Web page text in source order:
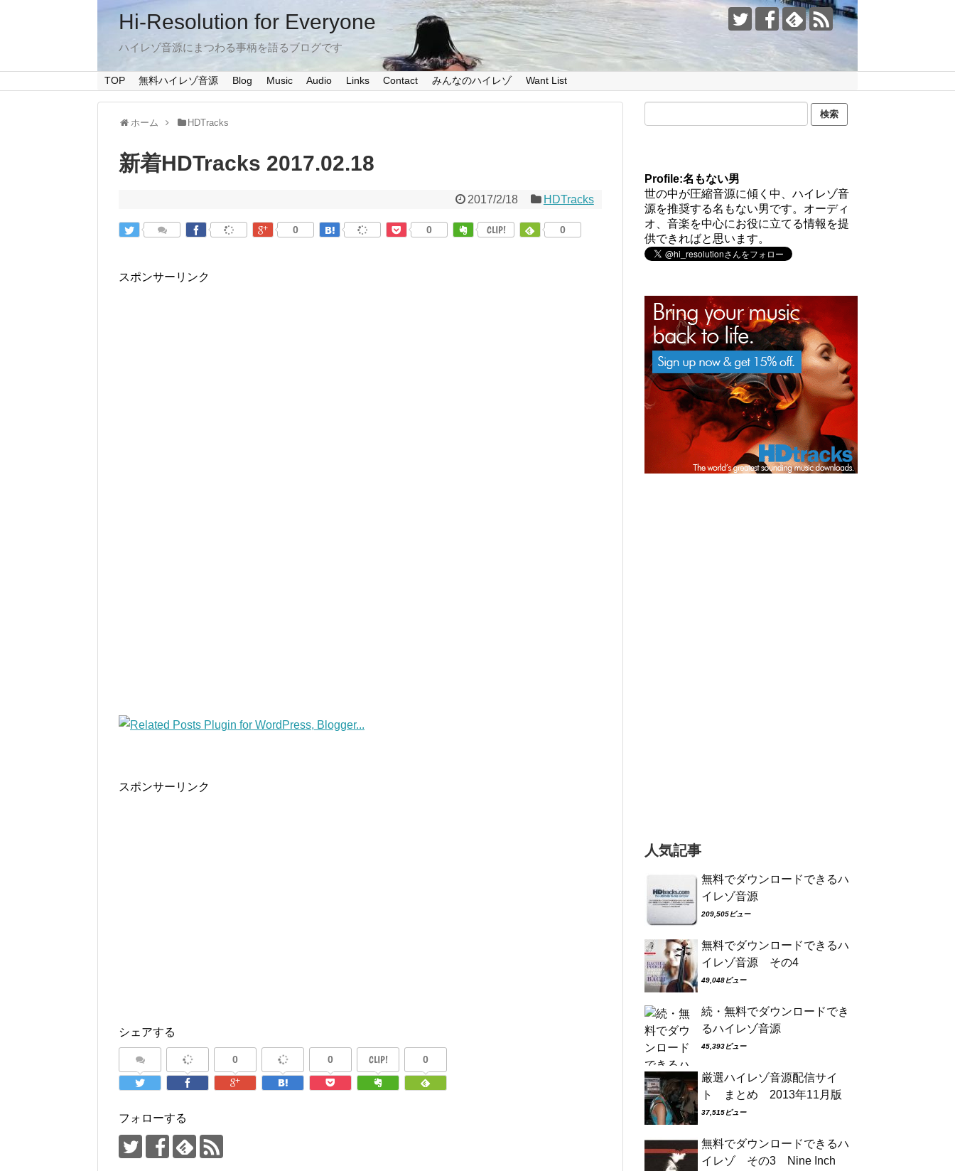
Hi-Resolution for Everyone
ハイレゾ音源にまつわる事柄を語るブログです
TOP 無料ハイレゾ音源 Blog Music Audio Links Contact みんなのハイレゾ Want List
ホーム HDTracks
新着HDTracks 2017.02.18
2017/2/18 HDTracks
0 0 CLIP! 0
スポンサーリンク
スポンサーリンク
シェアする
0 0 CLIP! 0
フォローする
Profile:名もない男
世の中が圧縮音源に傾く中、ハイレゾ音
源を推奨する名もない男です。オーディ
オ、音楽を中心にお役に立てる情報を提
供できればと思います。
人気記事
無料でダウンロードできるハ
イレゾ音源
209,505ビュー
無料でダウンロードできるハ
イレゾ音源 その4
49,048ビュー
続・無料でダウンロードでき
るハイレゾ音源
45,393ビュー
厳選ハイレゾ音源配信サイ
ト まとめ 2013年11月版
37,515ビュー
無料でダウンロードできるハ
イレゾ その3 Nine Inch